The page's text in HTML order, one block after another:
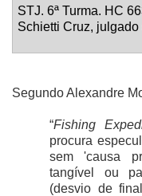
STJ. 6ª Turma. HC
Schietti Cruz,
Segundo Alexandre
“Fishing
procura
sem 'causa
tangível ou
(desvio de